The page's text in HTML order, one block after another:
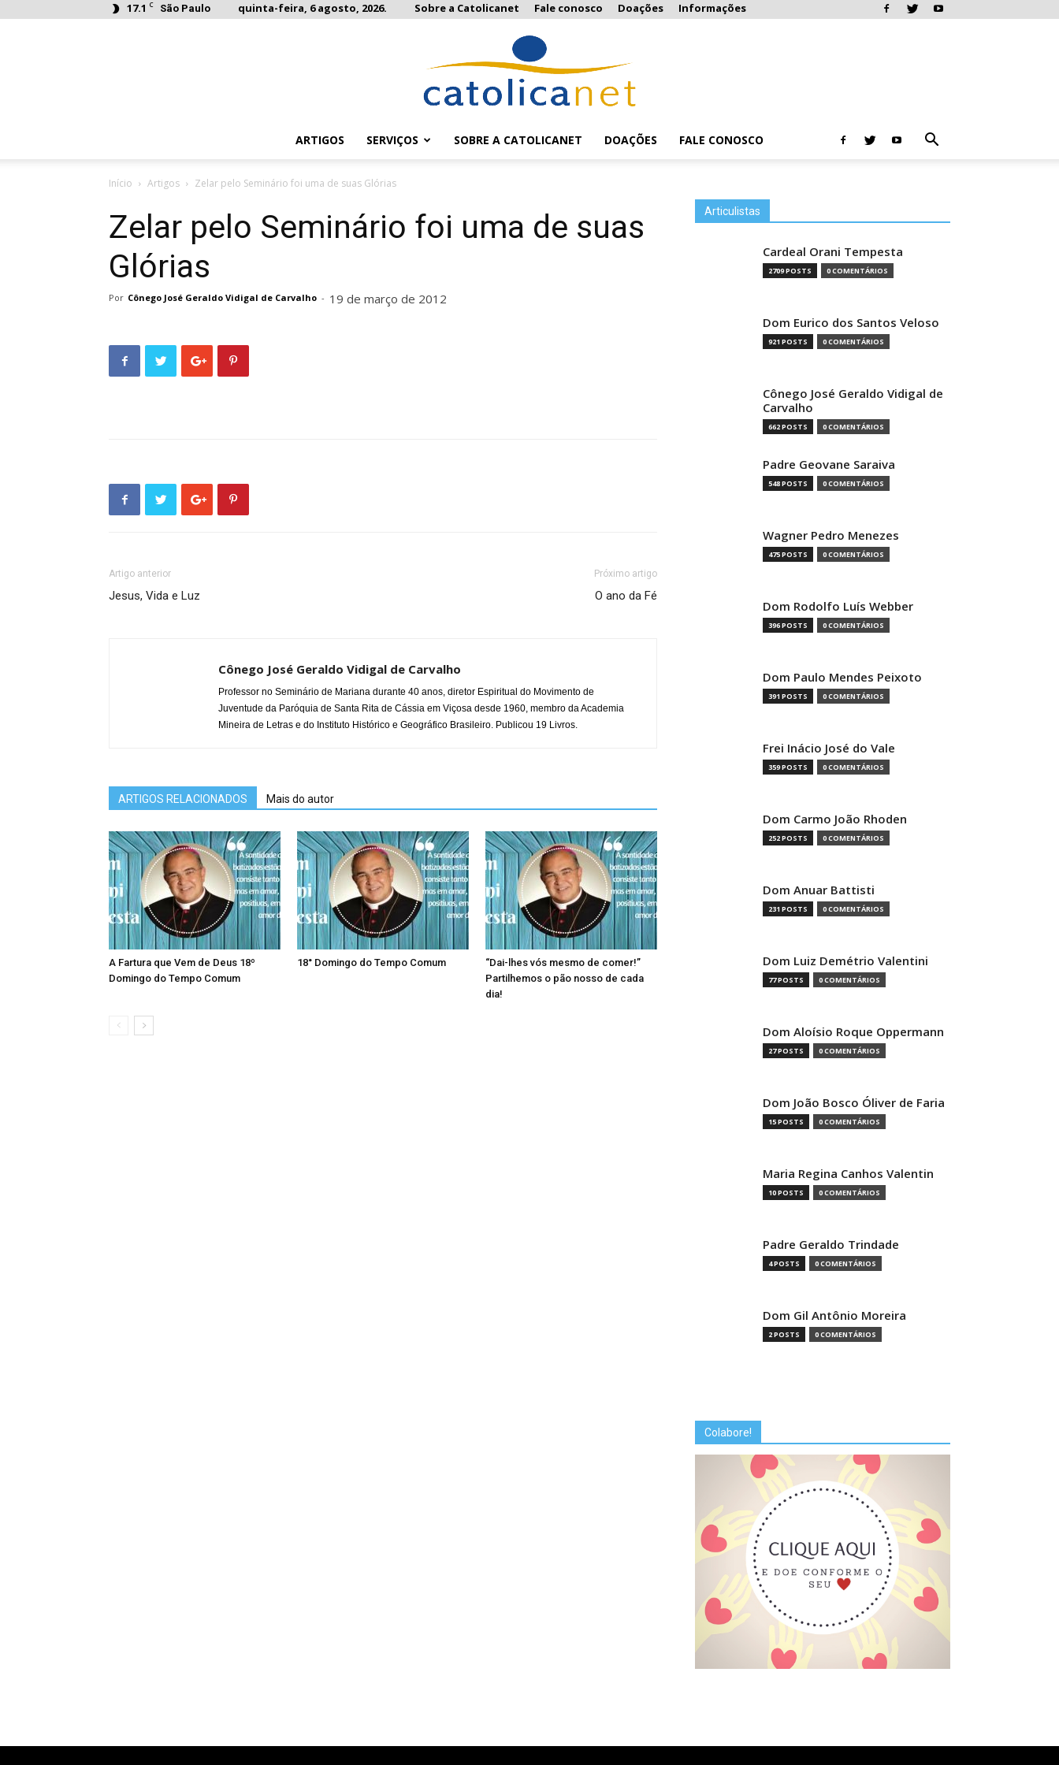
17.1 C São Paulo quinta-feira, 6 agosto, 2026. Sobre a Catolicanet Fale conosco Doações Informações
ARTIGOS SERVIÇOS SOBRE A CATOLICANET DOAÇÕES FALE CONOSCO
Início Artigos Zelar pelo Seminário foi uma de suas Glórias
Zelar pelo Seminário foi uma de suas
Glórias
Por Cônego José Geraldo Vidigal de Carvalho - 19 de março de 2012
Artigo anterior
Jesus, Vida e Luz
Próximo artigo
O ano da Fé
Cônego José Geraldo Vidigal de Carvalho
Professor no Seminário de Mariana durante 40 anos, diretor Espiritual do Movimento de
Juventude da Paróquia de Santa Rita de Cássia em Viçosa desde 1960, membro da Academia
Mineira de Letras e do Instituto Histórico e Geográfico Brasileiro. Publicou 19 Livros.
ARTIGOS RELACIONADOS Mais do autor
A Fartura que Vem de Deus 18º
Domingo do Tempo Comum
18° Domingo do Tempo Comum
“Dai-lhes vós mesmo de comer!”
Partilhemos o pão nosso de cada
dia!
Articulistas
Cardeal Orani Tempesta
2709 POSTS 0 COMENTÁRIOS
Dom Eurico dos Santos Veloso
921 POSTS 0 COMENTÁRIOS
Cônego José Geraldo Vidigal de
Carvalho
662 POSTS 0 COMENTÁRIOS
Padre Geovane Saraiva
548 POSTS 0 COMENTÁRIOS
Wagner Pedro Menezes
475 POSTS 0 COMENTÁRIOS
Dom Rodolfo Luís Webber
396 POSTS 0 COMENTÁRIOS
Dom Paulo Mendes Peixoto
391 POSTS 0 COMENTÁRIOS
Frei Inácio José do Vale
359 POSTS 0 COMENTÁRIOS
Dom Carmo João Rhoden
252 POSTS 0 COMENTÁRIOS
Dom Anuar Battisti
231 POSTS 0 COMENTÁRIOS
Dom Luiz Demétrio Valentini
77 POSTS 0 COMENTÁRIOS
Dom Aloísio Roque Oppermann
27 POSTS 0 COMENTÁRIOS
Dom João Bosco Óliver de Faria
15 POSTS 0 COMENTÁRIOS
Maria Regina Canhos Valentin
10 POSTS 0 COMENTÁRIOS
Padre Geraldo Trindade
4 POSTS 0 COMENTÁRIOS
Dom Gil Antônio Moreira
2 POSTS 0 COMENTÁRIOS
Colabore!